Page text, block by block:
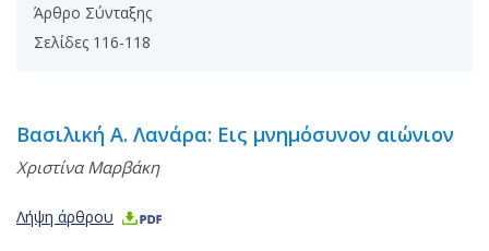
Άρθρο Σύνταξης
Σελίδες 116-118
Βασιλική Α. Λανάρα: Εις μνημόσυνον αιώνιον
Χριστίνα Μαρβάκη
Λήψη άρθρου